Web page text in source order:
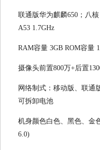
联通版华为麒麟650；八
A53 1.7GHz
RAM容量 3GB ROM容量
摄像头前置800万+后置
网络制式：移动版、联通
可拆卸电池
机身颜色白色、黑色、金
6.0)